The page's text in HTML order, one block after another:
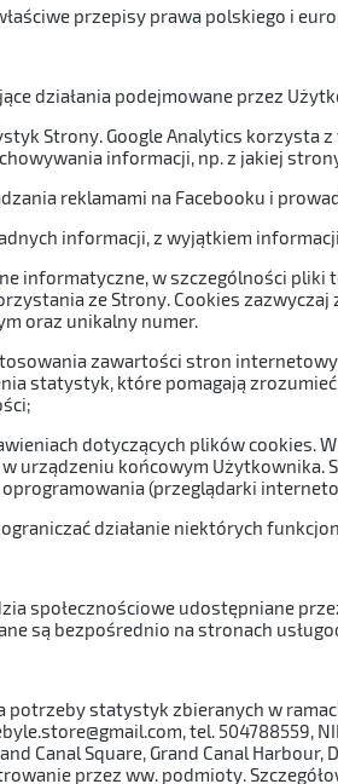
przepisy prawa polskiego i
działania podejmowane przez
Strony. Google Analytics korzysta
informacji, np. z jakiej
reklamami na Facebooku i
informacji, z wyjątkiem
informatyczne, w szczególności
ze Strony. Cookies
oraz unikalny numer.
zawartości stron
statystyk, które pomagają
dotyczących plików cookies.
urządzeniu końcowym Użytkownika.
(przeglądarki
działanie niektórych
społecznościowe udostępniane
są bezpośrednio na stronach
statystyk zbieranych w
tel. 504788559,
Canal Square, Grand Canal
przez ww. podmioty.